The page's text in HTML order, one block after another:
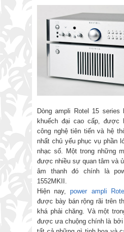
Dòng ampli Rotel 15
khuếch đại cao cấp, được
công nghệ tiên tiến và hệ
nhất chủ yếu phục vụ phần
nhạc số. Một trong những
được nhiều sự quan tâm và
âm thanh đó chính là
1552MKII.
Hiện nay,power ampli
được bày bán rộng rãi trên
khá phải chăng. Và một
được ưa chuộng chính là